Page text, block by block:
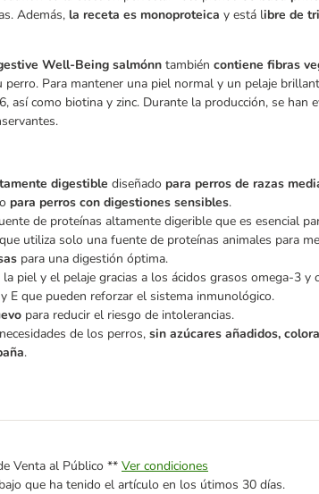
Además, la receta es monoproteica y está libre de
Well-Being salmónn también contiene fibras
Para mantener una piel normal y un pelaje
así como biotina y zinc. Durante la producción, se han
digestible diseñado para perros de razas
para perros con digestiones sensibles.
de proteínas altamente digerible que es esencial
que utiliza solo una fuente de proteínas animales para
para una digestión óptima.
piel y el pelaje gracias a los ácidos grasos omega-3 y
E que pueden reforzar el sistema inmunológico.
para reducir el riesgo de intolerancias.
de los perros, sin azúcares añadidos,
.
Venta al Público ** Ver condiciones
que ha tenido el artículo en los útimos 30 días.